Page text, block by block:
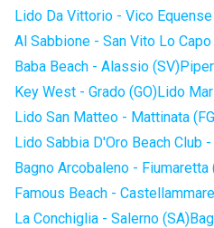
Lido Da Vittorio - Vico
Al Sabbione - San Vito Lo
Baba Beach - Alassio (SV)
Key West - Grado (GO)Lido
Lido San Matteo - Mattinata
Lido Sabbia D'Oro Beach Club
Bagno Arcobaleno - Fiumaretta
Famous Beach -
La Conchiglia - Salerno (SA)